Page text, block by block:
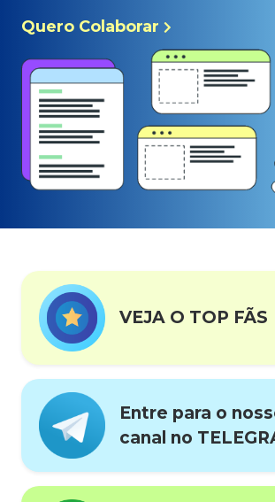
Quero Colaborar
VEJA O TOP FÃS
Entre para o
canal no